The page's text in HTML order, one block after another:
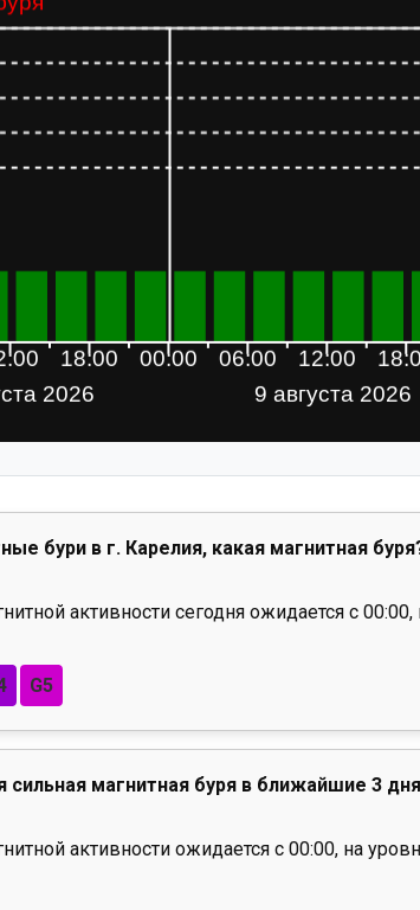
бури в г. Карелия, какая магнитная
активности сегодня ожидается с 00:00,
G5
сильная магнитная буря в ближайшие 3
активности ожидается с 00:00, на